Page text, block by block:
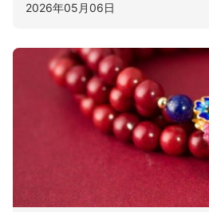
2026年05月06日